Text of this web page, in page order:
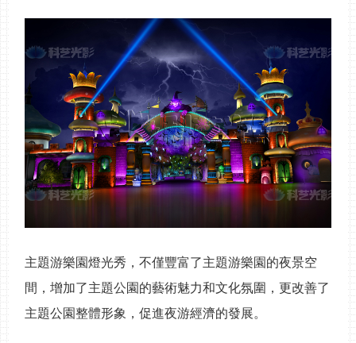
主題游樂園燈光秀，不僅豐富了主題游樂園的夜景空
間，增加了主題公園的藝術魅力和文化氛圍，更改善了
主題公園整體形象，促進夜游經濟的發展。